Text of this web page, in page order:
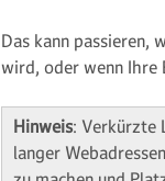
Das kann passieren,
wird, oder wenn Ihre
Hinweis: Verkürzte
langer